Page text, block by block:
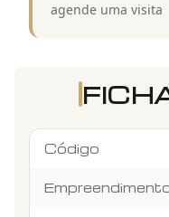
agende uma visita
Código